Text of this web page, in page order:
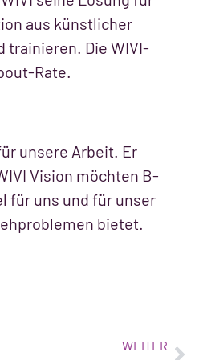
aus künstlicher
trainieren. Die WIVI-
Rate.
unsere Arbeit. Er
Vision möchten B-
für uns und für unser
bietet.
WEITER